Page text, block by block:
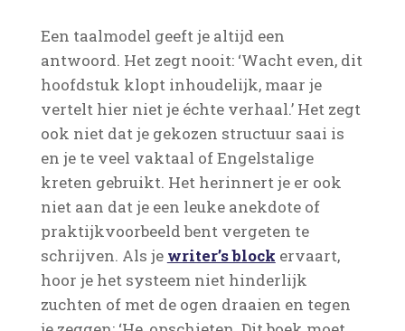
Een taalmodel geeft je altijd een
antwoord. Het zegt nooit: ‘Wacht even, dit
hoofdstuk klopt inhoudelijk, maar je
vertelt hier niet je échte verhaal.’ Het zegt
ook niet dat je gekozen structuur saai is
en je te veel vaktaal of Engelstalige
kreten gebruikt. Het herinnert je er ook
niet aan dat je een leuke anekdote of
praktijkvoorbeeld bent vergeten te
schrijven. Als je writer’s block ervaart,
hoor je het systeem niet hinderlijk
zuchten of met de ogen draaien en tegen